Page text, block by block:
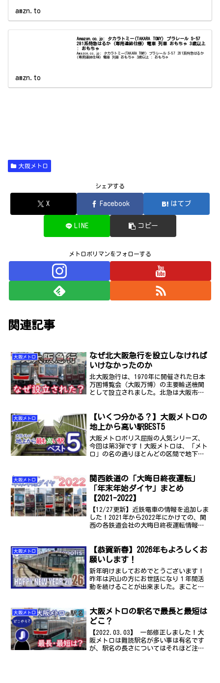
amzn.to
Amazon.co.jp: タカラトミー(TAKARA TOMY) プラレール S-57
281系特急はるか (専用連結仕様) 電車 列車 おもちゃ 3歳以上
: おもちゃ
Amazon.co.jp: タカラトミー(TAKARA TOMY) プラレール S-57 281系特急はるか
(専用連結仕様) 電車 列車 おもちゃ 3歳以上 : おもちゃ
amzn.to
大阪メトロ
シェアする
X Facebook はてブ
LINE コピー
メトロポリマンをフォローする
関連記事
大阪メトロ
なぜ北大阪急行を設立しなければ
いけなかったのか
北大阪急行は、1970年に開催された日本
万国博覧会（大阪万博）の主要輸送機関
として設立されました。北急は大阪市営
が延伸したわけではなく、江坂駅より先
は別会社の路線とし...
大阪メトロ
【いくつ分かる？】大阪メトロの
地上から高い駅BEST5
大阪メトロポリス屈指の人気シリーズ、
今回は第3弾です！大阪メトロは、「メト
ロ」の名の通りほとんどの区間で地下を
もあるんですよね。なんなら中央線なん
て最初に開業した区間は...
大阪メトロ
関西鉄道の「大晦日終夜運転」
「年末年始ダイヤ」まとめ
【2021-2022】
【12/27更新】近鉄電車の情報を追加しま
した！2021年から2022年にかけての、関
西の各鉄道会社の大晦日終夜運転情報と
とは全く異なるダイヤになっていること
もあります...
大阪メトロ
【恭賀新春】2026年もよろしくお
願いします！
新年明けましておめでとうございます！
昨年は沢山の方にお世話になり１年間活
動を続けることが出来ました。まことに
暖かく見守って頂きたいと思います。よ
ろしくお願い申し上げ...
大阪メトロ
大阪メトロの駅名で最長と最短は
どこ？
【2022.03.03】 一部修正しました！大
阪メトロは難読駅名が多い事は有名です
が、駅名の長さについてはそれほど注目